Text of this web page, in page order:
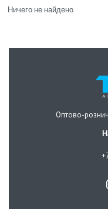
Ничего не найдено
Оптово-